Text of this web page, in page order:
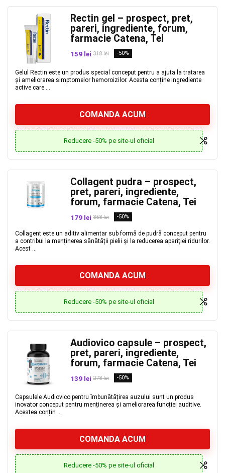
Rectin gel – prospect, pret,
pareri, ingrediente, forum,
farmacie Catena, Tei
159 lei 318 lei -50%
Gelul Rectin este un produs special conceput pentru a ajuta la tratarea
și ameliorarea simptomelor hemoroizilor. Acesta conține ingrediente
active care ...
COMANDA ACUM
Reducere -50% pe site-ul oficial
Collagent pudra – prospect,
pret, pareri, ingrediente,
forum, farmacie Catena, Tei
179 lei 358 lei -50%
Collagent este un aditiv alimentar sub formă de pudră conceput pentru
a contribui la menținerea sănătății pielii și la reducerea apariției ridurilor.
Acest ...
COMANDA ACUM
Reducere -50% pe site-ul oficial
Audiovico capsule – prospect,
pret, pareri, ingrediente,
forum, farmacie Catena, Tei
139 lei 278 lei -50%
Capsulele Audiovico pentru îmbunătățirea auzului sunt un produs
inovator conceput pentru menținerea și ameliorarea funcției auditive.
Acestea conțin ...
COMANDA ACUM
Reducere -50% pe site-ul oficial